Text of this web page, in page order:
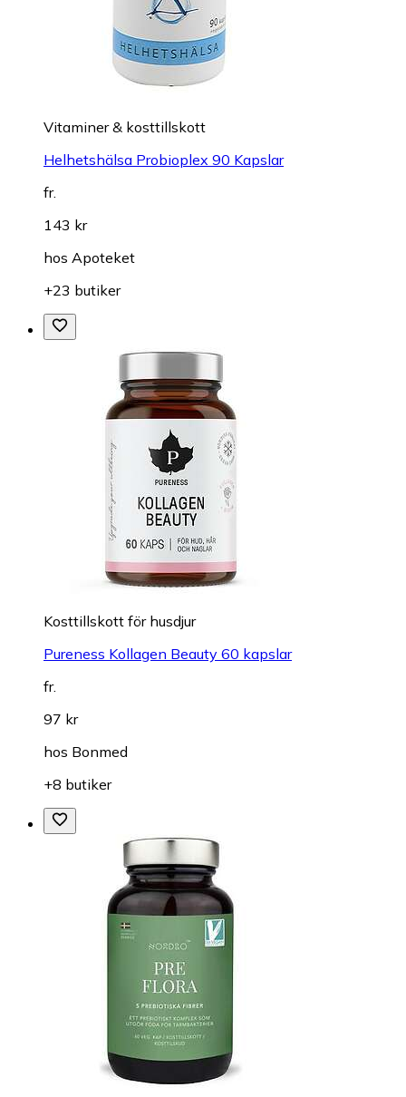
Vitaminer & kosttillskott
Helhetshälsa Probioplex 90 Kapslar
fr.
143 kr
hos Apoteket
+23 butiker
Kosttillskott för husdjur
Pureness Kollagen Beauty 60 kapslar
fr.
97 kr
hos Bonmed
+8 butiker